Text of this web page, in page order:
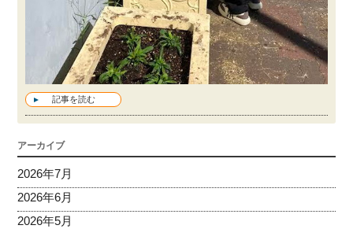
記事を読む
アーカイブ
2026年7月
2026年6月
2026年5月